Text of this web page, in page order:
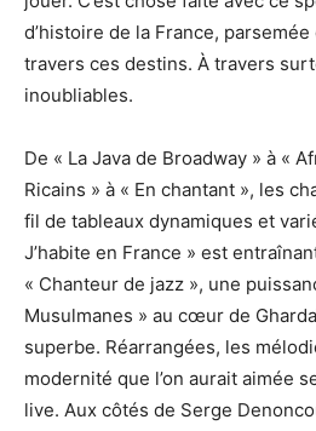
d’histoire de la France, parsemée
travers ces destins. À travers
inoubliables.
De « La Java de Broadway » à «
Ricains » à « En chantant », les
fil de tableaux dynamiques et
J’habite en France » est
« Chanteur de jazz », une
Musulmanes » au cœur de
superbe. Réarrangées, les
modernité que l’on aurait aimée
live. Aux côtés de Serge